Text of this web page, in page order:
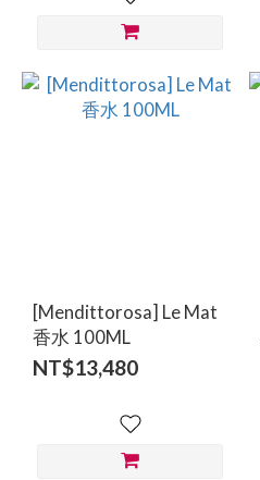
[Mendittorosa] Le Mat
香水 100ML
NT$13,480